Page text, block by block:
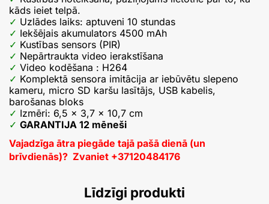
kāds ieiet telpā.
Uzlādes laiks: aptuveni 10 stundas
Iekšējais akumulators 4500 mAh
Kustības sensors (PIR)
Nepārtraukta video ierakstīšana
Video kodēšana : H264
Komplektā sensora imitācija ar iebūvētu slepeno
kameru, micro SD karšu lasītājs, USB kabelis,
barošanas bloks
Izmēri: 6,5 × 3,7 × 10,7 cm
GARANTIJA 12 mēneši
Vajadzīga ātra piegāde tajā pašā dienā (un
brīvdienās)? Zvaniet +37120484176
Līdzīgi produkti